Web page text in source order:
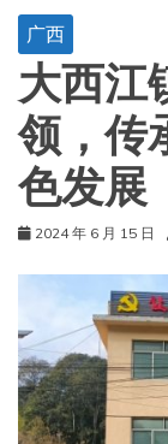
广西
大西江
领，传
色发展
2024 年 6 月 15 日